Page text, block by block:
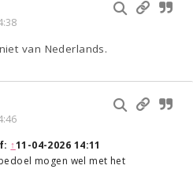
van Nederlands.
↑11-04-2026 14:11
mogen wel met het